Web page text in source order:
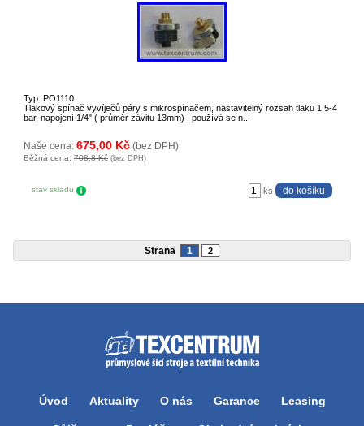
Typ: PO1110
Tlakový spínač vyvíječů páry s mikrospínačem, nastavitelný rozsah tlaku 1,5-4
bar, napojení 1/4" ( průměr závitu 13mm) , používá se n...
Naše cena: 675,00 Kč (bez DPH)
Běžná cena: 708,8 Kč (bez DPH)
stav skladu ks
Strana 1 2
Úvod Aktuality O nás Garance Leasing